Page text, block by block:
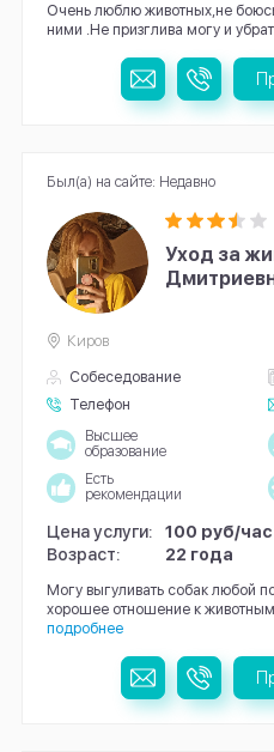
Очень люблю животных,не
ними .Не призглива могу и
Уход за
Собеседование
Телефон
Киров
Высшее
образование
Есть
рекомендации
Цена услуги:
100 руб/час
Возраст:
22 года
Могу выгуливать собак любой
хорошее отношение к
подробнее
Был(а) на сайте: Недавно